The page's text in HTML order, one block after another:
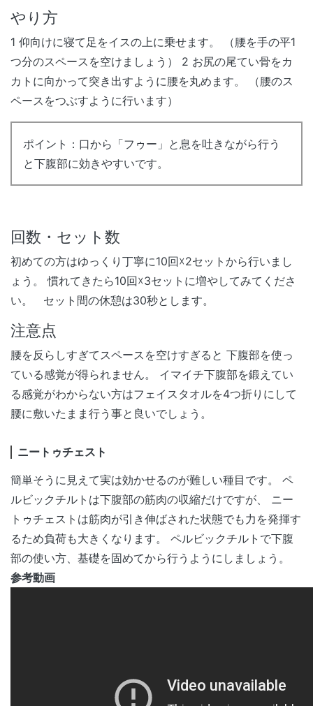
やり方
1 仰向けに寝て足をイスの上に乗せます。 （腰を手の平1
つ分のスペースを空けましょう） 2 お尻の尾てい骨をカ
カトに向かって突き出すように腰を丸めます。 （腰のス
ペースをつぶすように行います）
ポイント：口から「フゥー」と息を吐きながら行う
と下腹部に効きやすいです。
回数・セット数
初めての方はゆっくり丁寧に10回☓2セットから行いまし
ょう。 慣れてきたら10回☓3セットに増やしてみてくださ
い。 セット間の休憩は30秒とします。
注意点
腰を反らしすぎてスペースを空けすぎると 下腹部を使っ
ている感覚が得られません。 イマイチ下腹部を鍛えてい
る感覚がわからない方はフェイスタオルを4つ折りにして
腰に敷いたまま行う事と良いでしょう。
ニートゥチェスト
簡単そうに見えて実は効かせるのが難しい種目です。 ペ
ルビックチルトは下腹部の筋肉の収縮だけですが、 ニー
トゥチェストは筋肉が引き伸ばされた状態でも力を発揮す
るため負荷も大きくなります。 ペルビックチルトで下腹
部の使い方、基礎を固めてから行うようにしましょう。
参考動画